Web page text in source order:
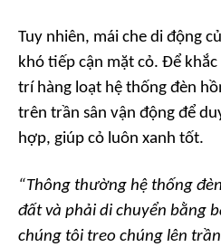
Tuy nhiên, mái che di động
khó tiếp cận mặt cỏ. Để
trí hàng loạt hệ thống đèn
trên trần sân vận động để
hợp, giúp cỏ luôn xanh tốt.
“Thông thường hệ thống
đất và phải di chuyển bằng
chúng tôi treo chúng lên